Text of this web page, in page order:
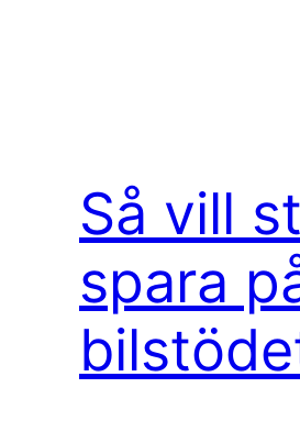
Så vill
spara